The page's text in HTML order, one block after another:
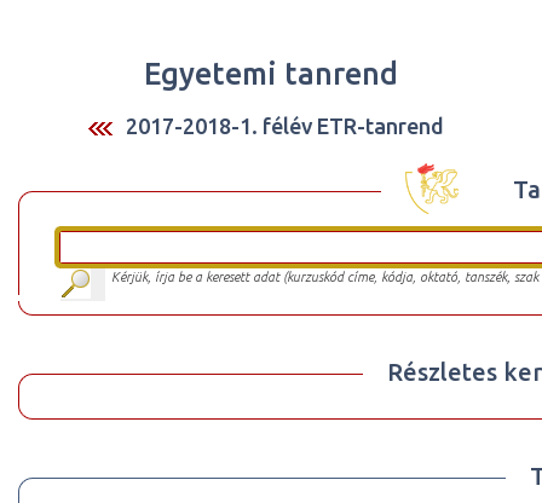
Egyetemi tanrend
2017-2018-1. félév ETR-tanrend
Kérjük, írja be a keresett adat (kurzuskód címe, kódja, oktató, tanszék,
Részletes